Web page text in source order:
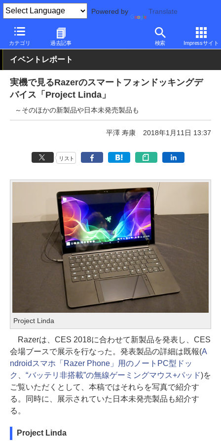
Powered by Translate
カテゴリ 過去記事 検索 Impressサイト
PC Watch イベント
イベントレポート
実機で見るRazerのスマートフォンドッキングデ
バイス「Project Linda」
～そのほかの新製品や日本未発売製品も
平澤 寿康 2018年1月11日 13:37
リスト
Project Linda
Razerは、CES 2018に合わせて新製品を発表し、CES
会場ブースで展示を行なった。発表製品の詳細は既報(A
ndroidスマホ「Razer Phone」用のノートPC型ドッ
ク
“バッテリ非搭載”の無線ゲーミングマウス+パッド)を
ご覧いただくとして、本稿ではそれらを写真で紹介す
る。同時に、展示されていた日本未発売製品も紹介す
る。
Project Linda